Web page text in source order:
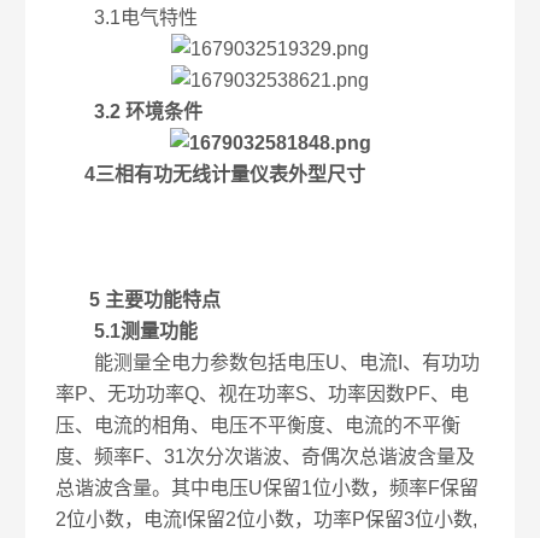
3.1电气特性
3.2环境条件
4三相有功无线计量仪表外型尺寸
5 主要功能特点
5.1测量功能
能测量全电力参数包括电压U、电流I、有功功
率P、无功功率Q、视在功率S、功率因数PF、电
压、电流的相角、电压不平衡度、电流的不平衡
度、频率F、31次分次谐波、奇偶次总谐波含量及
总谐波含量。其中电压U保留1位小数，频率F保留
2位小数，电流I保留2位小数，功率P保留3位小数,